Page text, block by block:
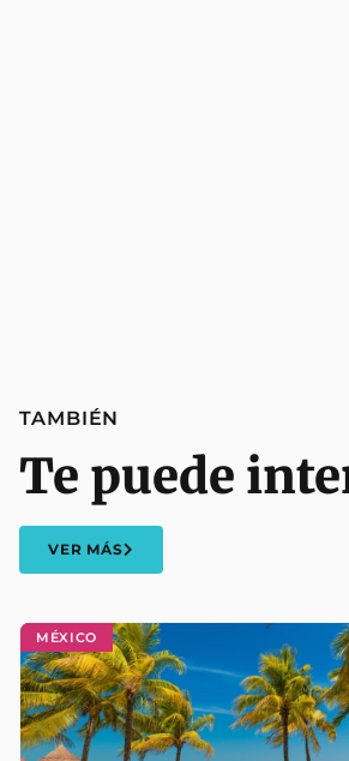
MÉXICO
TAMBIÉN
Te puede
VER MÁS